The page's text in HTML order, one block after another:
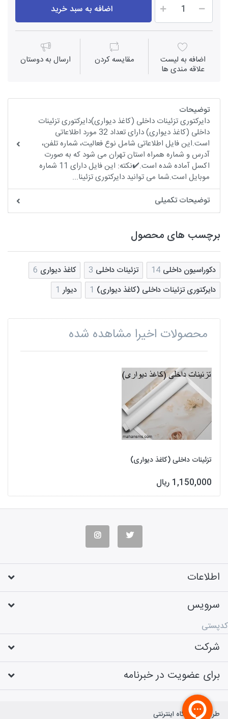
اضافه به سبد خرید
اضافه به لیست
علاقه مندی ها
مقايسه كردن ارسال به دوستان
توضیحات
دایرکتوری تزئینات داخلی (کاغذ دیواری)دایرکتوری تزئینات
داخلی (کاغذ دیواری) دارای تعداد 32 مورد اطلاعاتی
است.این فایل اطلاعاتی شامل نوع فعالیت، شماره تلفن،
آدرس و شماره همراه استان تهران می شود که به صورت
اکسل آماده شده است.✔️نکته: این فایل دارای 11 شماره
موبایل است.شما می توانید دایرکتوری تزئینا...
توضیحات تکمیلی
برچسب های محصول
دکوراسیون داخلی 14 تزئینات داخلی 3 کاغذ دیواری 6
دایرکتوری تزئینات داخلی (کاغذ دیواری) 1 دیوار 1
محصولات اخیرا مشاهده شده
تزئینات داخلی (کاغذ دیواری)
1,150,000 ریال
اطلاعات
سرویس
کدپستی
شرکت
برای عضویت در خبرنامه
طراحی فروشگاه اینترنتی